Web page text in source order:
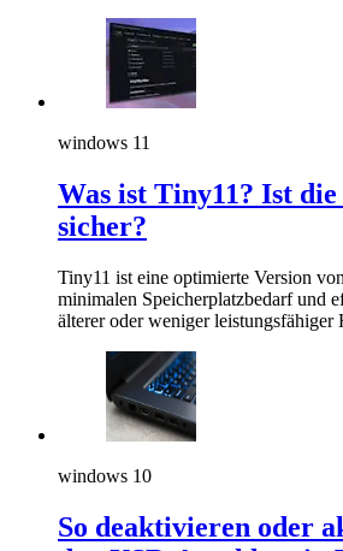
windows 11
Was ist Tiny11? Ist
sicher?
Tiny11 ist eine optimierte Version
minimalen Speicherplatzbedarf und
älterer oder weniger leistungsfähiger
windows 10
So deaktivieren oder